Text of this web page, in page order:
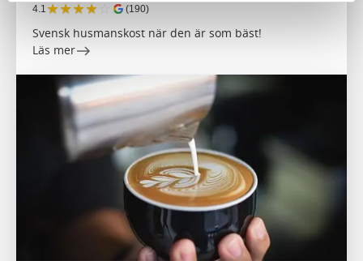
4.1★★★★☆ (190)
Svensk husmanskost när den är som bäst!
Läs mer